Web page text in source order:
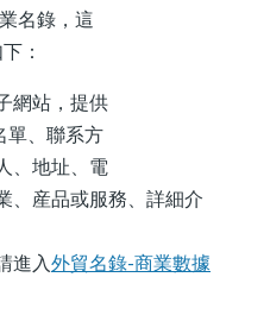
名錄，這
：
網站，提供
單、聯系方
、地址、電
、産品或服務、詳細介
進入外貿名錄-商業數據